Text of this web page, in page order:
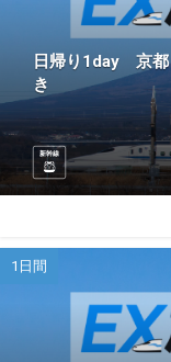
日帰り1day 京
き
新幹線
1日間